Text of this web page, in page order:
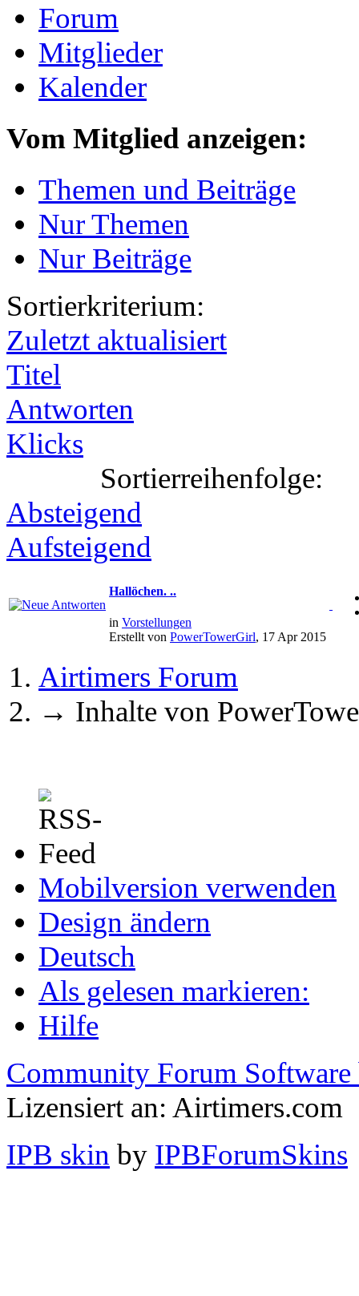
Forum
Mitglieder
Kalender
Vom Mitglied anzeigen:
Themen und Beiträge
Nur Themen
Nur Beiträge
Sortierkriterium:
Zuletzt aktualisiert
Titel
Antworten
Klicks
Sortierreihenfolge:
Absteigend
Aufsteigend
Hallöchen. ..
in Vorstellungen
Erstellt von PowerTowerGirl, 17 Apr 2015
Airtimers Forum
→ Inhalte von
Mobilversion verwenden
Design ändern
Deutsch
Als gelesen markieren:
Hilfe
Community Forum Software
Lizensiert an: Airtimers.com
IPB skin by IPBForumSkins